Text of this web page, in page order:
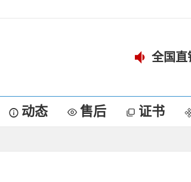
全国直
动态 售后 证书